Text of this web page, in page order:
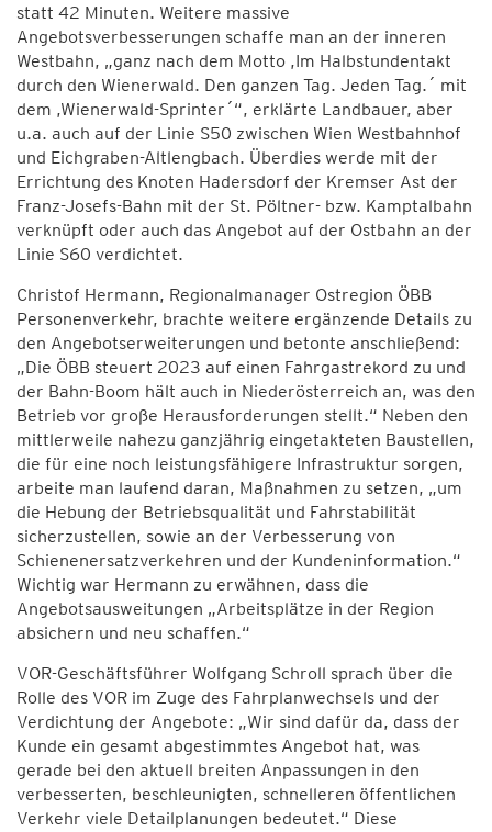
statt 42 Minuten. Weitere massive
Angebotsverbesserungen schaffe man an der inneren
Westbahn, „ganz nach dem Motto ,Im Halbstundentakt
durch den Wienerwald. Den ganzen Tag. Jeden Tag.´ mit
dem ,Wienerwald-Sprinter´“, erklärte Landbauer, aber
u.a. auch auf der Linie S50 zwischen Wien Westbahnhof
und Eichgraben-Altlengbach. Überdies werde mit der
Errichtung des Knoten Hadersdorf der Kremser Ast der
Franz-Josefs-Bahn mit der St. Pöltner- bzw. Kamptalbahn
verknüpft oder auch das Angebot auf der Ostbahn an der
Linie S60 verdichtet.
Christof Hermann, Regionalmanager Ostregion ÖBB
Personenverkehr, brachte weitere ergänzende Details zu
den Angebotserweiterungen und betonte anschließend:
„Die ÖBB steuert 2023 auf einen Fahrgastrekord zu und
der Bahn-Boom hält auch in Niederösterreich an, was den
Betrieb vor große Herausforderungen stellt.“ Neben den
mittlerweile nahezu ganzjährig eingetakteten Baustellen,
die für eine noch leistungsfähigere Infrastruktur sorgen,
arbeite man laufend daran, Maßnahmen zu setzen, „um
die Hebung der Betriebsqualität und Fahrstabilität
sicherzustellen, sowie an der Verbesserung von
Schienenersatzverkehren und der Kundeninformation.“
Wichtig war Hermann zu erwähnen, dass die
Angebotsausweitungen „Arbeitsplätze in der Region
absichern und neu schaffen.“
VOR-Geschäftsführer Wolfgang Schroll sprach über die
Rolle des VOR im Zuge des Fahrplanwechsels und der
Verdichtung der Angebote: „Wir sind dafür da, dass der
Kunde ein gesamt abgestimmtes Angebot hat, was
gerade bei den aktuell breiten Anpassungen in den
verbesserten, beschleunigten, schnelleren öffentlichen
Verkehr viele Detailplanungen bedeutet.“ Diese